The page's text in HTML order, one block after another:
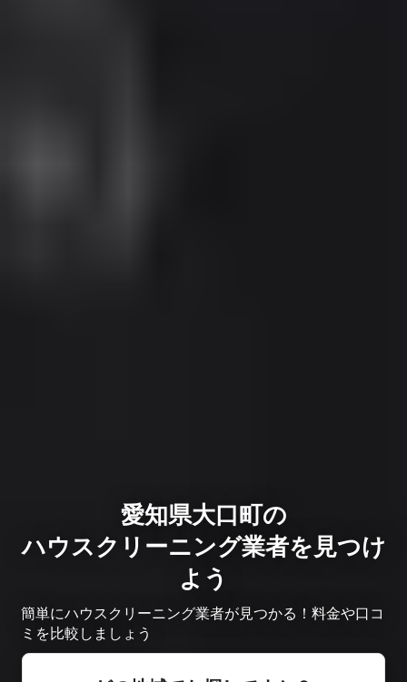
愛知県大口町の
ハウスクリーニング業者を見つけ
よう
簡単にハウスクリーニング業者が見つかる！料金や口コ
ミを比較しましょう